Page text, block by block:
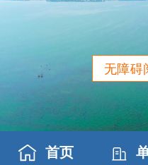
无障碍
首页